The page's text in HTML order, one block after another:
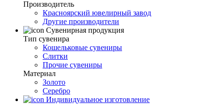
Производитель
Красноярский ювелирный завод
Другие производители
Сувенирная продукция
Тип сувенира
Кошельковые сувениры
Слитки
Прочие сувениры
Материал
Золото
Серебро
Индивидуальное изготовление